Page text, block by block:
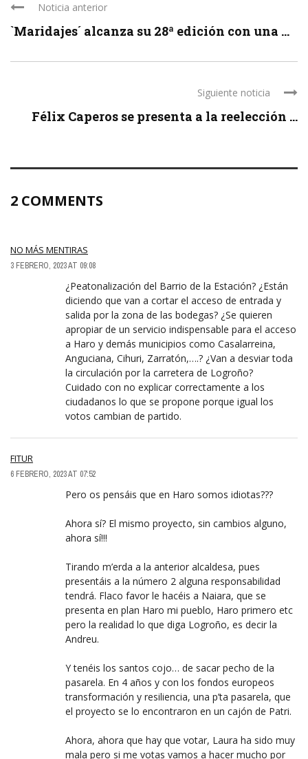
Noticia anterior
`Maridajes´ alcanza su 28ª edición con una ...
Siguiente noticia
Félix Caperos se presenta a la reelección ...
2 COMMENTS
NO MÁS MENTIRAS
3 FEBRERO, 2023 AT 09:08
¿Peatonalización del Barrio de la Estación? ¿Están
diciendo que van a cortar el acceso de entrada y
salida por la zona de las bodegas? ¿Se quieren
apropiar de un servicio indispensable para el acceso
a Haro y demás municipios como Casalarreina,
Anguciana, Cihuri, Zarratón,….? ¿Van a desviar toda
la circulación por la carretera de Logroño?
Cuidado con no explicar correctamente a los
ciudadanos lo que se propone porque igual los
votos cambian de partido.
FITUR
6 FEBRERO, 2023 AT 07:52
Pero os pensáis que en Haro somos idiotas???
Ahora sí? El mismo proyecto, sin cambios alguno,
ahora sí!!!
Tirando m’erda a la anterior alcaldesa, pues
presentáis a la número 2 alguna responsabilidad
tendrá. Flaco favor le hacéis a Naiara, que se
presenta en plan Haro mi pueblo, Haro primero etc
pero la realidad lo que diga Logroño, es decir la
Andreu.
Y tenéis los santos cojo… de sacar pecho de la
pasarela. En 4 años y con los fondos europeos
transformación y resiliencia, una p’ta pasarela, que
el proyecto se lo encontraron en un cajón de Patri.
Ahora, ahora que hay que votar, Laura ha sido muy
mala pero si me votas vamos a hacer mucho por